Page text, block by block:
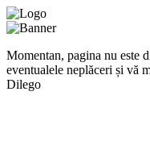
Momentan, pagina nu este
eventualele neplăceri și vă
Dilego